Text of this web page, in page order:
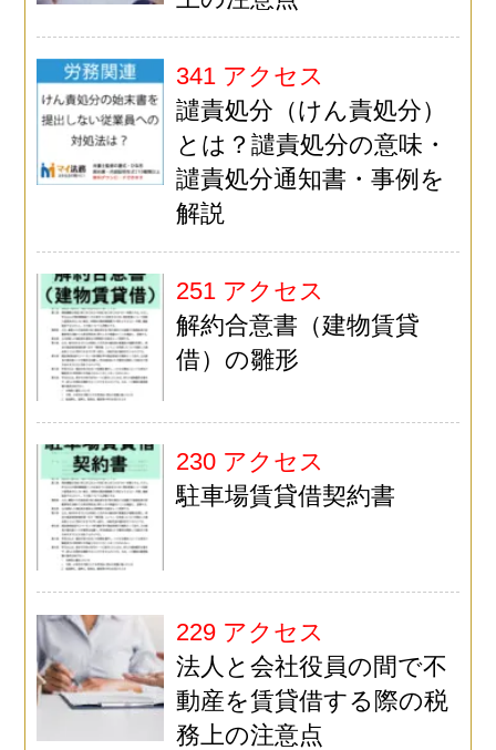
341 アクセス
譴責処分（けん責処分）
とは？譴責処分の意味・
譴責処分通知書・事例を
解説
251 アクセス
解約合意書（建物賃貸
借）の雛形
230 アクセス
駐車場賃貸借契約書
229 アクセス
法人と会社役員の間で不
動産を賃貸借する際の税
務上の注意点